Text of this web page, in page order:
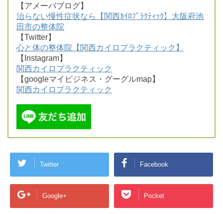
【アメーバブログ】
治らない慢性症状なら【関西ｶｲﾛﾌﾟﾗｸﾃｨｯｸ】大阪府池
田市の整体院
【Twitter】
心と体の整体院【関西カイロプラクティック】
【Instagram】
関西カイロプラクティック
【googleマイビジネス・グーグルmap】
関西カイロプラクティック
Twitter Facebook
Google+ Pocket